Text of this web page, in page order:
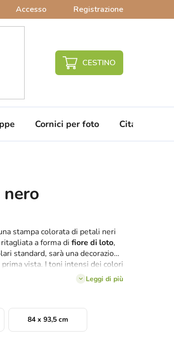
Accesso Registrazione
CARRELLO
SPESA
Cornici per foto Citazioni da
stampa colorata di petali neri
a forma di fiore di loto,
standard, sarà una decorazione
vista. I toni intensi dei colori
appaia piena e profonda.Leggi di più
84 x 93,5 cm